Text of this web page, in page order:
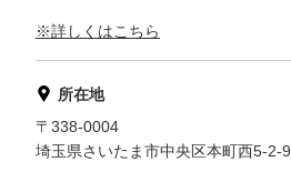
※詳しくはこちら
所在地
〒338-0004
埼玉県さいたま市中央区本町西5-2-9